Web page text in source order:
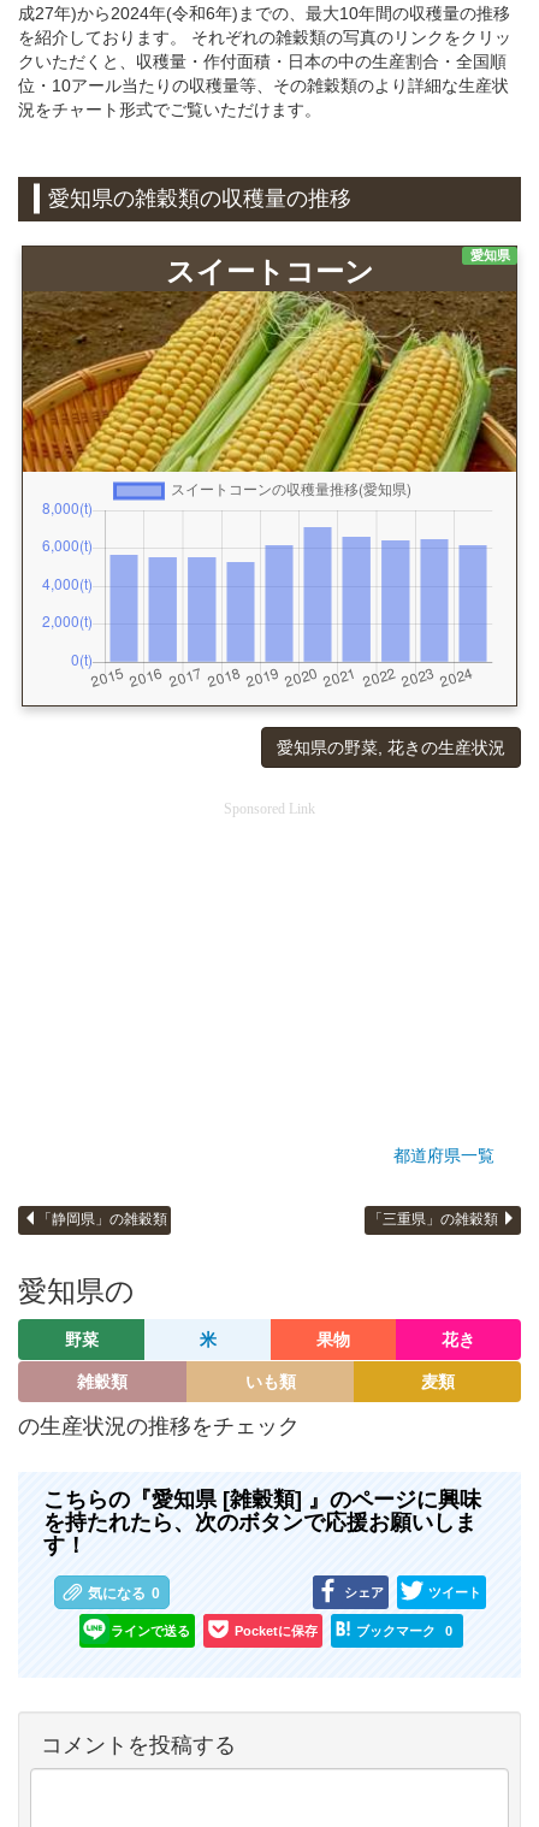
成27年)から2024年(令和6年)までの、最大10年間の収穫量の推移
を紹介しております。 それぞれの雑穀類の写真のリンクをクリッ
クいただくと、収穫量・作付面積・日本の中の生産割合・全国順
位・10アール当たりの収穫量等、その雑穀類のより詳細な生産状
況をチャート形式でご覧いただけます。
愛知県の雑穀類の収穫量の推移
愛知県
スイートコーン
愛知県の野菜, 花きの生産状況
Sponsored Link
都道府県一覧
「静岡県」の雑穀類 「三重県」の雑穀類
愛知県の
野菜 米 果物 花き
雑穀類 いも類 麦類
の生産状況の推移をチェック
こちらの『愛知県 [雑穀類] 』のページに興味
を持たれたら、次のボタンで応援お願いしま
す！
気になる 0 シェア ツイート
ラインで送る Pocketに保存 ブックマーク 0
コメントを投稿する